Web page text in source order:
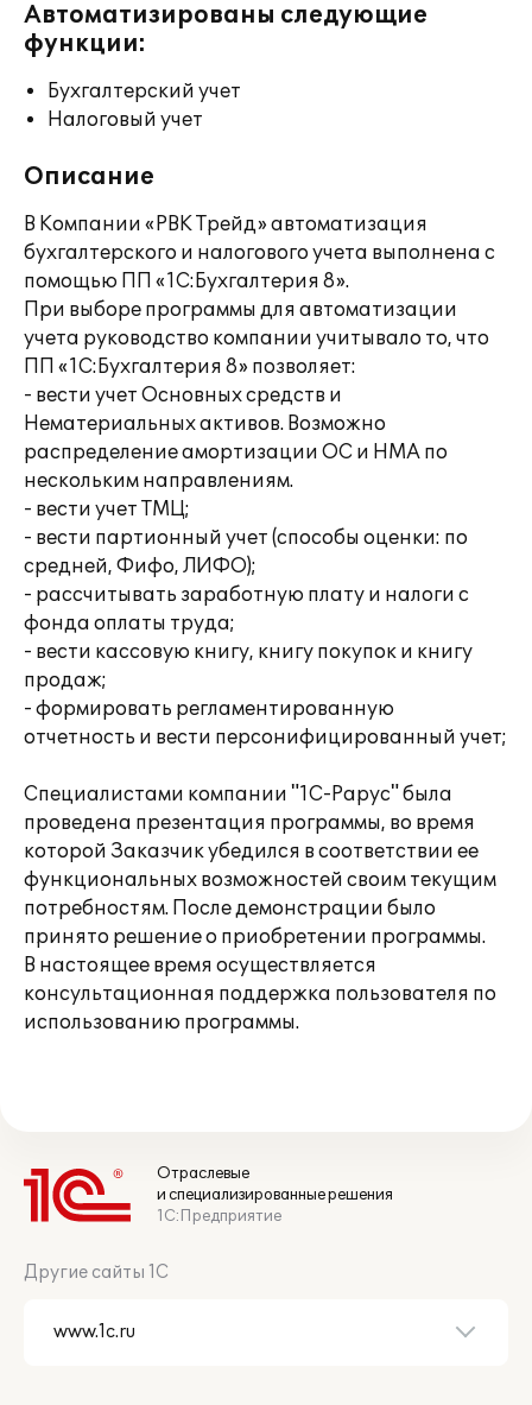
Автоматизированы следующие
функции:
Бухгалтерский учет
Налоговый учет
Описание
В Компании «РВК Трейд» автоматизация
бухгалтерского и налогового учета выполнена с
помощью ПП «1С:Бухгалтерия 8».
При выборе программы для автоматизации
учета руководство компании учитывало то, что
ПП «1С:Бухгалтерия 8» позволяет:
- вести учет Основных средств и
Нематериальных активов. Возможно
распределение амортизации ОС и НМА по
нескольким направлениям.
- вести учет ТМЦ;
- вести партионный учет (способы оценки: по
средней, Фифо, ЛИФО);
- рассчитывать заработную плату и налоги с
фонда оплаты труда;
- вести кассовую книгу, книгу покупок и книгу
продаж;
- формировать регламентированную
отчетность и вести персонифицированный учет;
Специалистами компании "1С-Рарус" была
проведена презентация программы, во время
которой Заказчик убедился в соответствии ее
функциональных возможностей своим текущим
потребностям. После демонстрации было
принято решение о приобретении программы.
В настоящее время осуществляется
консультационная поддержка пользователя по
использованию программы.
Отраслевые
и специализированные решения
1С:Предприятие
Другие сайты 1С